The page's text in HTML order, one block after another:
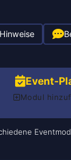
Event-
Modul